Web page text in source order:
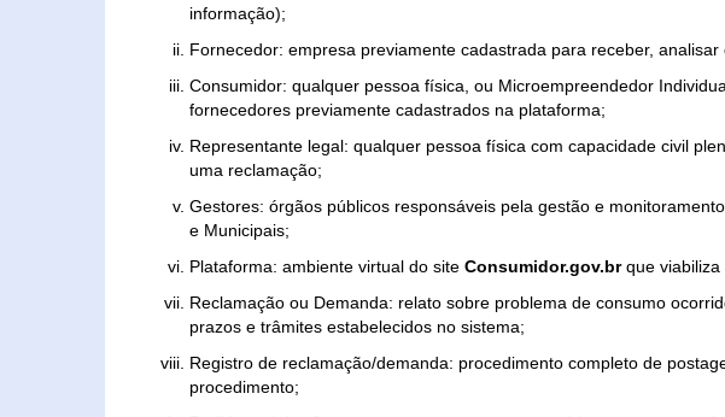
informação);
Fornecedor: empresa previamente cadastrada para receber,
Consumidor: qualquer pessoa física, ou Microempreendedor
fornecedores previamente cadastrados na plataforma;
Representante legal: qualquer pessoa física com capacidade civil
uma reclamação;
Gestores: órgãos públicos responsáveis pela gestão e
e Municipais;
Plataforma: ambiente virtual do site Consumidor.gov.brque viabiliza
Reclamação ou Demanda: relato sobre problema de consumo
prazos e trâmites estabelecidos no sistema;
Registro de reclamação/demanda: procedimento completo de
procedimento;